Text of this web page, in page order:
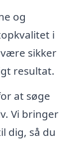
og
i
sikker
resultat.
at søge
Vi bringer
dig, så du